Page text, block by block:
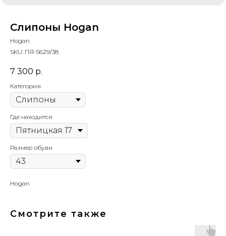
Слипоны Hogan
Hogan
SKU: ПЯ-5629/38
7 300 р.
Категория
Где находится
Размер обуви
Hogan
Смотрите также